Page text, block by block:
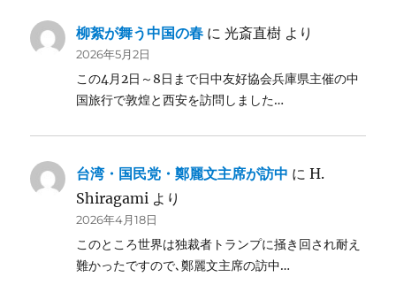
柳絮が舞う中国の春 に光斎直樹 より
2026年5月2日
この4月2日～8日まで日中友好協会兵庫県主催の中
国旅行で敦煌と西安を訪問しました…
台湾・国民党・鄭麗文主席が訪中 にH.
Shiragami より
2026年4月18日
このところ世界は独裁者トランプに掻き回され耐え
難かったですので､鄭麗文主席の訪中…